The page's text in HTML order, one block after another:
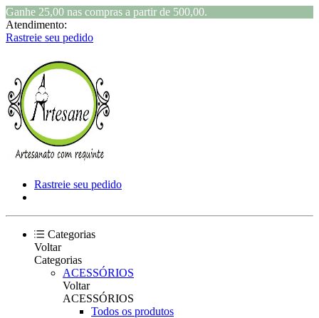
Ganhe 25,00 nas compras a partir de 500,00.
Atendimento:
Rastreie seu pedido
Rastreie seu pedido
Categorias
Voltar
Categorias
ACESSÓRIOS
Voltar
ACESSÓRIOS
Todos os produtos